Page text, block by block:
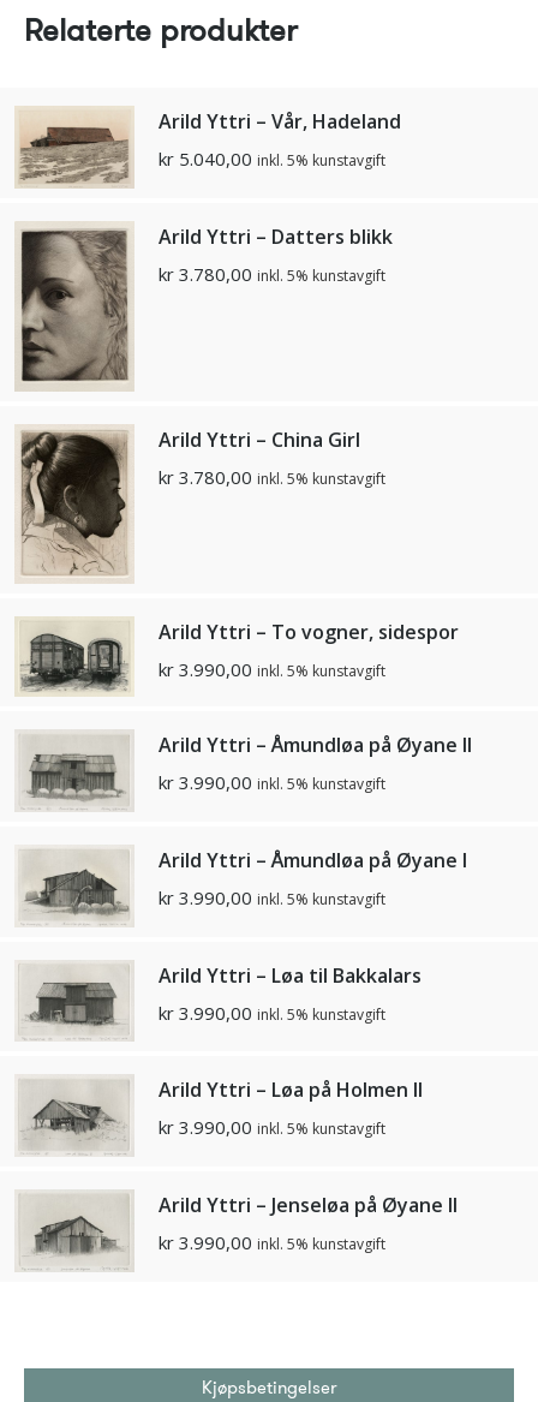
Relaterte produkter
Arild Yttri – Vår, Hadeland
kr 5.040,00 inkl. 5% kunstavgift
Arild Yttri – Datters blikk
kr 3.780,00 inkl. 5% kunstavgift
Arild Yttri – China Girl
kr 3.780,00 inkl. 5% kunstavgift
Arild Yttri – To vogner, sidespor
kr 3.990,00 inkl. 5% kunstavgift
Arild Yttri – Åmundløa på Øyane II
kr 3.990,00 inkl. 5% kunstavgift
Arild Yttri – Åmundløa på Øyane I
kr 3.990,00 inkl. 5% kunstavgift
Arild Yttri – Løa til Bakkalars
kr 3.990,00 inkl. 5% kunstavgift
Arild Yttri – Løa på Holmen II
kr 3.990,00 inkl. 5% kunstavgift
Arild Yttri – Jenseløa på Øyane II
kr 3.990,00 inkl. 5% kunstavgift
Kjøpsbetingelser